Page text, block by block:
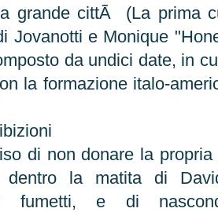
grande cittÃ (La prima
Jovanotti e Monique
da undici date, in
la formazione italo-
di non donare la
dentro la matita di
fumetti, e di